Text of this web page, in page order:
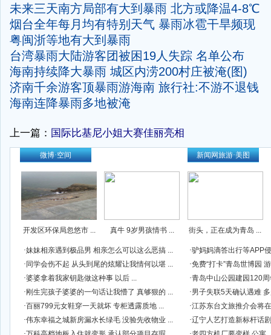
未来三天南方局部有大到暴雨 北方或降温4-8℃
烟台全年每月均有特别天气 暴雨冰雹干旱频现
粤闽浙等地有大到暴雨
台湾暴雨大陆游客团被困19人失踪 名单公布
海南持续降大暴雨 城区内涝200村庄被淹(图)
济南千余游客顶暴雨游海南 旅行社:不游不退钱
海南连降暴雨多地被淹
上一篇： 国际比基尼小姐大赛佳丽亮相